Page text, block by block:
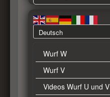
Wurf W
Wurf V
Videos Wurf U und V